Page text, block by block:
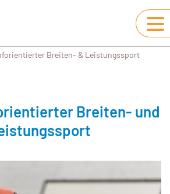
Breiten- & Leistungssport
Breiten- und